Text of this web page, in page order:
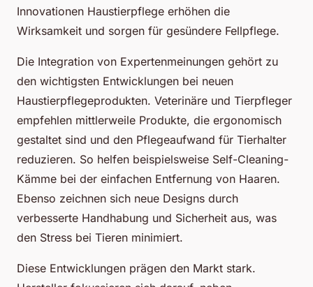
Innovationen Haustierpflege erhöhen die
Wirksamkeit und sorgen für gesündere Fellpflege.
Die Integration von Expertenmeinungen gehört zu
den wichtigsten Entwicklungen bei neuen
Haustierpflegeprodukten. Veterinäre und Tierpfleger
empfehlen mittlerweile Produkte, die ergonomisch
gestaltet sind und den Pflegeaufwand für Tierhalter
reduzieren. So helfen beispielsweise Self-Cleaning-
Kämme bei der einfachen Entfernung von Haaren.
Ebenso zeichnen sich neue Designs durch
verbesserte Handhabung und Sicherheit aus, was
den Stress bei Tieren minimiert.
Diese Entwicklungen prägen den Markt stark.